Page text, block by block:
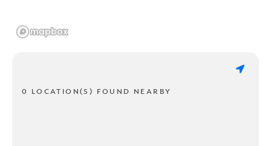
0 LOCATION(S) FOUND NEARBY